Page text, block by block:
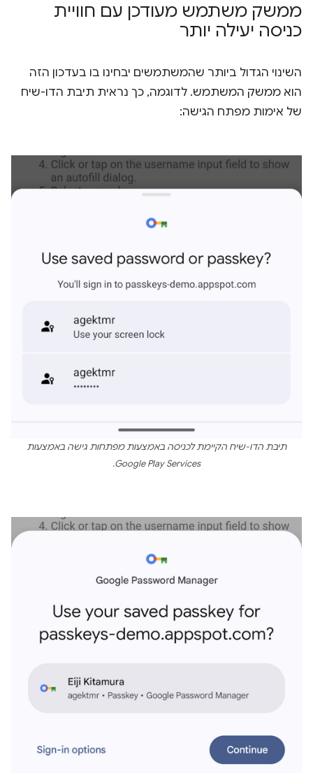
ממשק משתמש מעודכן עם חוויית
כניסה יעילה יותר
השינוי הגדול ביותר שהמשתמשים יבחינו בו בעדכון הזה
הוא ממשק המשתמש. לדוגמה, כך נראית תיבת הדו-שיח
של אימות מפתח הגישה:
תיבת הדו-שיח הקיימת לכניסה באמצעות מפתחות גישה באמצעות
Google Play Services.